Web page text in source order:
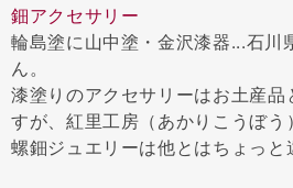
鈿アクセサリー
輪島塗に山中塗・金沢漆器...石川
ん。
漆塗りのアクセサリーはお土産品
すが、紅里工房（あかりこうぼう
螺鈿ジュエリーは他とはちょっと